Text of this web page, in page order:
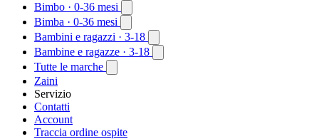
Bimbo · 0-36 mesi
Bimba · 0-36 mesi
Bambini e ragazzi · 3-18
Bambine e ragazze · 3-18
Tutte le marche
Zaini
Servizio
Contatti
Account
Traccia ordine ospite